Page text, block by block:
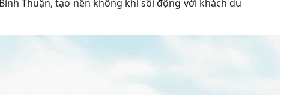
Thuận, tạo nên không khí sôi động với khách du